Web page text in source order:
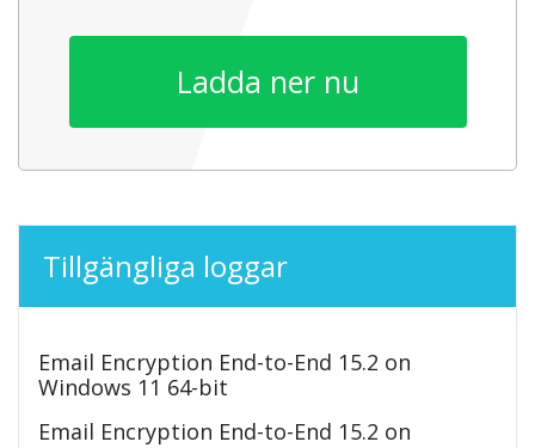
Ladda ner nu
Tillgängliga loggar
Email Encryption End-to-End 15.2 on
Windows 11 64-bit
Email Encryption End-to-End 15.2 on